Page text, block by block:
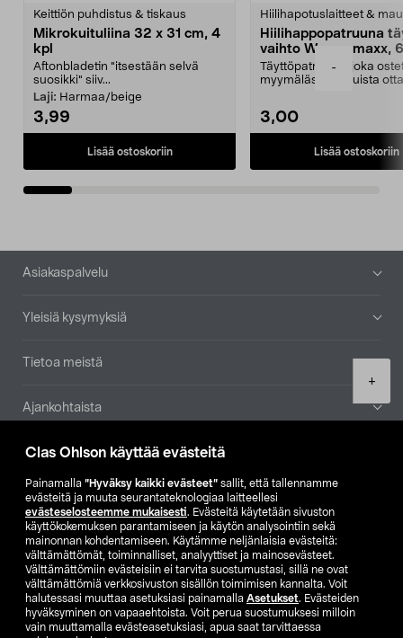
Clas Ohlson käyttää evästeitä
Painamalla ”Hyväksy kaikki evästeet” sallit, että tallennamme
evästeitä ja muuta seurantateknologiaa laitteellesi
evästeselosteemme mukaisesti. Evästeitä käytetään sivuston
käyttökokemuksen parantamiseen ja käytön analysointiin sekä
mainonnan kohdentamiseen. Käytämme neljänlaisia evästeitä:
välttämättömät, toiminnalliset, analyyttiset ja mainosevästeet.
Välttämättömiin evästeisiin ei tarvita suostumustasi, sillä ne ovat
välttämättömiä verkkosivuston sisällön toimimisen kannalta. Voit
halutessasi muuttaa asetuksiasi painamalla Asetukset. Evästeiden
hyväksyminen on vapaaehtoista. Voit perua suostumuksesi milloin
vain muuttamalla evästeasetuksiasi, apua saat tarvittaessa
-
+
Keittiön puhdistus & tiskaus
Mikrokuituliina 32 x 31 cm, 4
kpl
Aftonbladetin "itsestään selvä
suosikki" siiv...
Laji: Harmaa/beige
3,99
Lisää ostoskoriin
Hiilihapotuslaitteet &
Hiilihappopatruuna
vaihto Wassermaxx,
Täyttöpatruuna, joka
myymälästä – muista
3,00
Lisää ostoskoriin
Alatunniste
Asiakaspalvelu
Yleisiä kysymyksiä
Tietoa meistä
Ajankohtaista
Muut yrityksemme
Etsi myymälä
SE NO FI
FI SV